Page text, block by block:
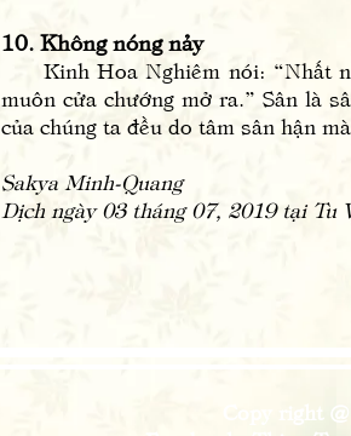
10. Không nóng nảy
Kinh Hoa Nghiêm nói: “Nhất
muôn cửa chướng mở ra.” Sân là
của chúng ta đều do tâm sân hận
Sakya Minh-Quang
Dịch ngày 03 tháng 07, 2019 tại Tu
Copy right